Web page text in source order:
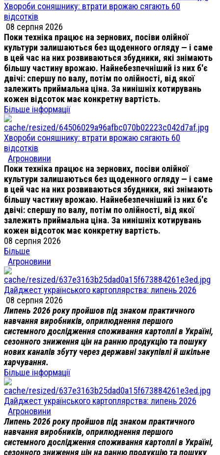
Хвороби соняшнику: втрати врожаю сягають 60
відсотків
08 серпня 2026
Поки техніка працює на зернових, посіви олійної
культури залишаються без щоденного огляду — і саме
в цей час на них розвиваються збудники, які знімають
більшу частину врожаю. Найнебезпечніший із них б'є
двічі: спершу по валу, потім по олійності, від якої
залежить приймальна ціна. За нинішніх котирувань
кожен відсоток має конкретну вартість.
Більше інформації
Хвороби соняшнику: втрати врожаю сягають 60
відсотків
Агроновини
Поки техніка працює на зернових, посіви олійної
культури залишаються без щоденного огляду — і саме
в цей час на них розвиваються збудники, які знімають
більшу частину врожаю. Найнебезпечніший із них б'є
двічі: спершу по валу, потім по олійності, від якої
залежить приймальна ціна. За нинішніх котирувань
кожен відсоток має конкретну вартість.
08 серпня 2026
Більше
Агроновини
Дайджест українського картоплярства: липень 2026
08 серпня 2026
Липень 2026 року пройшов під знаком практичного
навчання виробників, оприлюднення першого
системного дослідження споживання картоплі в Україні,
сезонного зниження цін на ранню продукцію та пошуку
нових каналів збуту через державні закупівлі й шкільне
харчування.
Більше інформації
Дайджест українського картоплярства: липень 2026
Агроновини
Липень 2026 року пройшов під знаком практичного
навчання виробників, оприлюднення першого
системного дослідження споживання картоплі в Україні,
сезонного зниження цін на ранню продукцію та пошуку